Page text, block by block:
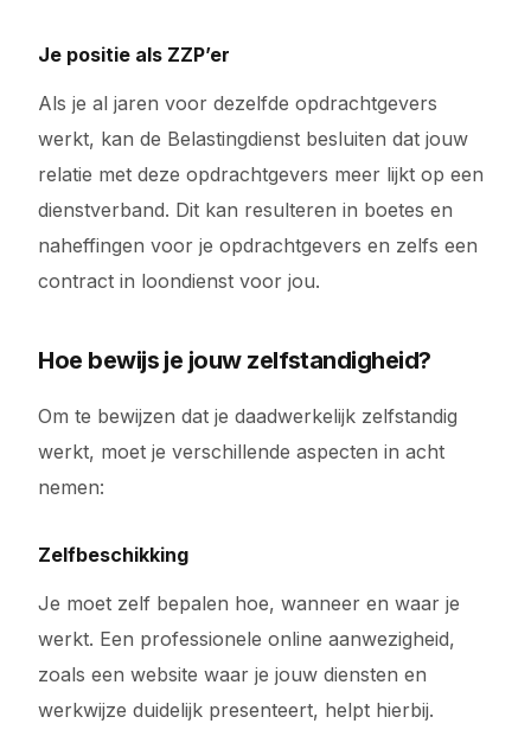
Je positie als ZZP’er
Als je al jaren voor dezelfde opdrachtgevers
werkt, kan de Belastingdienst besluiten dat jouw
relatie met deze opdrachtgevers meer lijkt op een
dienstverband. Dit kan resulteren in boetes en
naheffingen voor je opdrachtgevers en zelfs een
contract in loondienst voor jou.
Hoe bewijs je jouw zelfstandigheid?
Om te bewijzen dat je daadwerkelijk zelfstandig
werkt, moet je verschillende aspecten in acht
nemen:
Zelfbeschikking
Je moet zelf bepalen hoe, wanneer en waar je
werkt. Een professionele online aanwezigheid,
zoals een website waar je jouw diensten en
werkwijze duidelijk presenteert, helpt hierbij.